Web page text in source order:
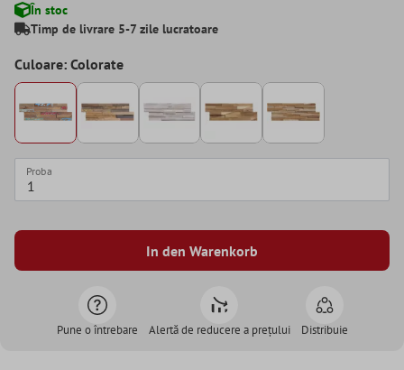
În stoc
Timp de livrare 5-7 zile lucratoare
Culoare: Colorate
Proba
In den Warenkorb
Pune o întrebare Alertă de reducere a prețului Distribuie